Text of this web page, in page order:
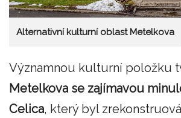
Alternativní kulturní oblast Metelkova
Významnou kulturní položku
Metelkova se zajímavou
Celica, který byl